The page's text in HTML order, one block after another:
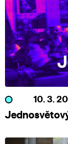
10. 3.